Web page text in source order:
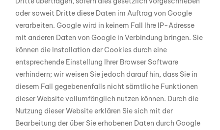
oder soweit Dritte diese Daten im Auftrag von Google
verarbeiten. Google wird in keinem Fall Ihre IP-Adresse
mit anderen Daten von Google in Verbindung bringen. Sie
können die Installation der Cookies durch eine
entsprechende Einstellung Ihrer Browser Software
verhindern; wir weisen Sie jedoch darauf hin, dass Sie in
diesem Fall gegebenenfalls nicht sämtliche Funktionen
dieser Website vollumfänglich nutzen können. Durch die
Nutzung dieser Website erklären Sie sich mit der
Bearbeitung der über Sie erhobenen Daten durch Google